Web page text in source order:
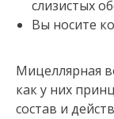
слизистых
Вы носите
Мицеллярная
как у них
состав и